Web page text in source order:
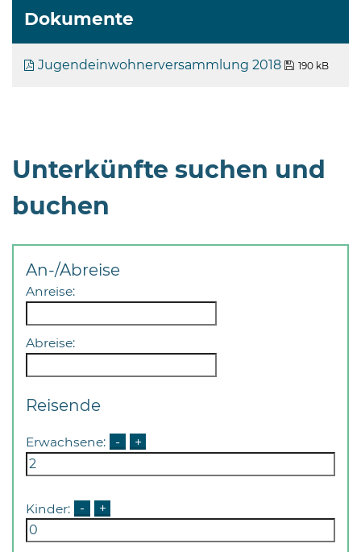
außerhalb
der
Öffnungszeiten
nach
Dokumente
Jugendeinwohnerversammlung 2018 190 kB
Unterkünfte suchen und
buchen
An-/Abreise
Anreise:
Abreise:
Reisende
Erwachsene: - +
Kinder: - +